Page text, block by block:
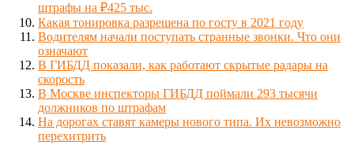
штрафы на ₽425 тыс.
Какая тонировка разрешена по госту в 2021 году
Водителям начали поступать странные звонки. Что они
означают
В ГИБДД показали, как работают скрытые радары на
скорость
В Москве инспекторы ГИБДД поймали 293 тысячи
должников по штрафам
На дорогах ставят камеры нового типа. Их невозможно
перехитрить